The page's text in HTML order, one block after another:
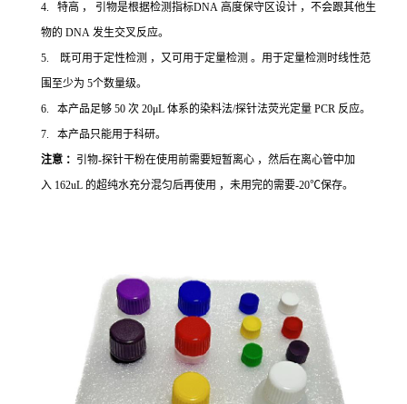
4. 特高 ， 引物是根据检测指标DNA 高度保守区设计 ，不会跟其他生
物的 DNA 发生交叉反应。
5. 既可用于定性检测 ，又可用于定量检测 。用于定量检测时线性范
围至少为 5个数量级。
6. 本产品足够 50 次 20μL 体系的染料法/探针法荧光定量 PCR 反应。
7. 本产品只能用于科研。
注意 ： 引物-探针干粉在使用前需要短暂离心 ，然后在离心管中加
入 162uL 的超纯水充分混匀后再使用 ，未用完的需要-20℃保存。